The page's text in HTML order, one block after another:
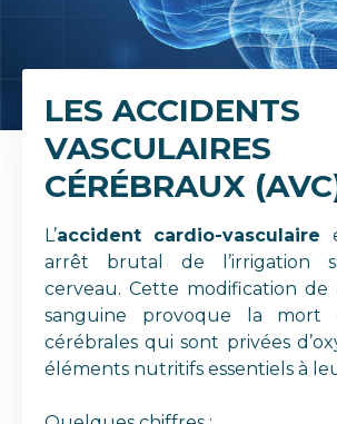
LES ACCIDENTS
VASCULAIRES
CÉRÉBRAUX
L’accident cardio-vasculaire
arrêt brutal de l’irrigation
cerveau. Cette modification de
sanguine provoque la mort
cérébrales qui sont privées
éléments nutritifs essentiels à